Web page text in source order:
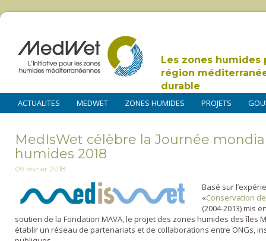
Les zones humides
région
durable
ACTUALITES MEDWET ZONES HUMIDES PROJETS
MedIsWet célèbre la Journée
humides 2018
09 février 2018
Basé sur
«Conservation
(2004-2013) mis
soutien de la Fondation MAVA, le projet des zones humides des îles
établir un réseau de partenariats et de collaborations entre ONGs,